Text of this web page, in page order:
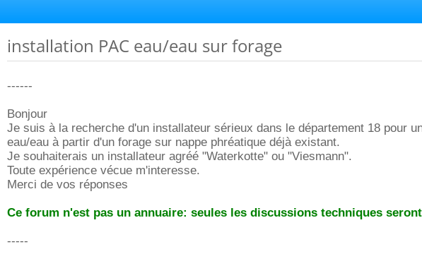
installation PAC eau/eau sur forage
------
Bonjour
Je suis à la recherche d'un installateur sérieux dans le département 18 pour
eau/eau à partir d'un forage sur nappe phréatique déjà existant.
Je souhaiterais un installateur agréé "Waterkotte" ou "Viesmann".
Toute expérience vécue m'interesse.
Merci de vos réponses
Ce forum n'est pas un annuaire: seules les discussions techniques
-----